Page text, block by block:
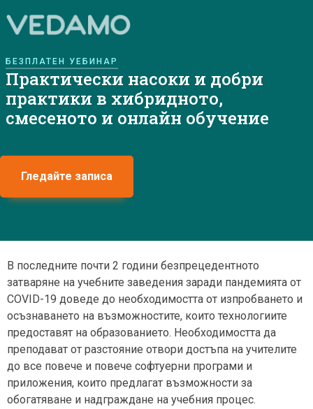
БЕЗПЛАТЕН УЕБИНАР
Практически насоки и добри
практики в хибридното,
смесеното и онлайн обучение
Гледайте записа
В последните почти 2 години безпрецедентното
затваряне на учебните заведения заради пандемията от
COVID-19 доведе до необходимостта от изпробването и
осъзнаването на възможностите, които технологиите
предоставят на образованието. Необходимостта да
преподават от разстояние отвори достъпа на учителите
до все повече и повече софтуерни програми и
приложения, които предлагат възможности за
обогатяване и надграждане на учебния процес.